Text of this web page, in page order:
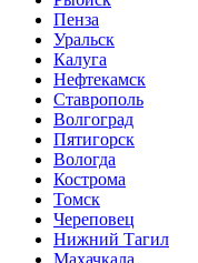
Пенза
Уральск
Калуга
Нефтекамск
Ставрополь
Волгоград
Пятигорск
Вологда
Кострома
Томск
Череповец
Нижний Тагил
Махачкала